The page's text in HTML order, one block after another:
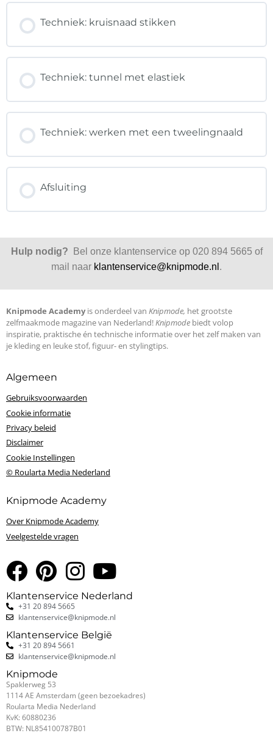
Techniek: kruisnaad stikken
Techniek: tunnel met elastiek
Techniek: werken met een tweelingnaald
Afsluiting
Hulp nodig?
Bel onze klantenservice op 020 894 5665 of
mail naar klantenservice@knipmode.nl .
Knipmode Academyis onderdeel van Knipmode, het grootste
zelfmaakmode magazine van Nederland!Knipmode biedt volop
inspiratie, praktische én technische informatie over het zelf maken van
je kleding en leuke stof, figuur- en stylingtips.
Algemeen
Gebruiksvoorwaarden
Cookie informatie
Privacy beleid
Disclaimer
Cookie Instellingen
© Roularta Media Nederland
Knipmode Academy
Over Knipmode Academy
Veelgestelde vragen
Klantenservice Nederland
+31 20 894 5665
klantenservice@knipmode.nl
Klantenservice België
+31 20 894 5661
klantenservice@knipmode.nl
Knipmode
Spaklerweg 53
1114 AE Amsterdam (geen bezoekadres)
Roularta Media Nederland
KvK: 60880236
BTW: NL854100787B01